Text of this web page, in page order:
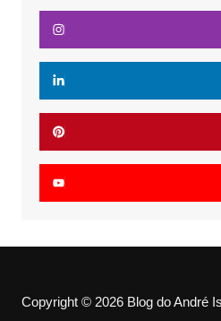
Copyright © 2026 Blog do André